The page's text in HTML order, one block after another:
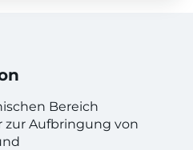
Bereich
Aufbringung von